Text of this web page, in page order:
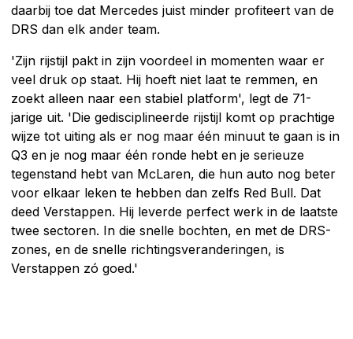
daarbij toe dat Mercedes juist minder profiteert van de
DRS dan elk ander team.
'Zijn rijstijl pakt in zijn voordeel in momenten waar er
veel druk op staat. Hij hoeft niet laat te remmen, en
zoekt alleen naar een stabiel platform', legt de 71-
jarige uit. 'Die gedisciplineerde rijstijl komt op prachtige
wijze tot uiting als er nog maar één minuut te gaan is in
Q3 en je nog maar één ronde hebt en je serieuze
tegenstand hebt van McLaren, die hun auto nog beter
voor elkaar leken te hebben dan zelfs Red Bull. Dat
deed Verstappen. Hij leverde perfect werk in de laatste
twee sectoren. In die snelle bochten, en met de DRS-
zones, en de snelle richtingsveranderingen, is
Verstappen zó goed.'